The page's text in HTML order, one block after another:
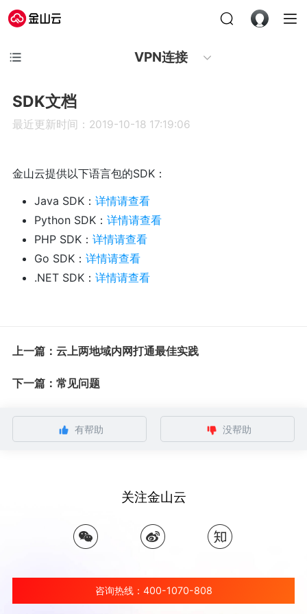
VPN连接
SDK文档
最近更新时间：2019-10-18 17:19:06
金山云提供以下语言包的SDK：
Java SDK： 详情请查看
Python SDK： 详情请查看
PHP SDK： 详情请查看
Go SDK： 详情请查看
.NET SDK： 详情请查看
上一篇：云上两地域内网打通最佳实践
下一篇：常见问题
有帮助 没帮助
关注金山云
咨询热线：400-1070-808